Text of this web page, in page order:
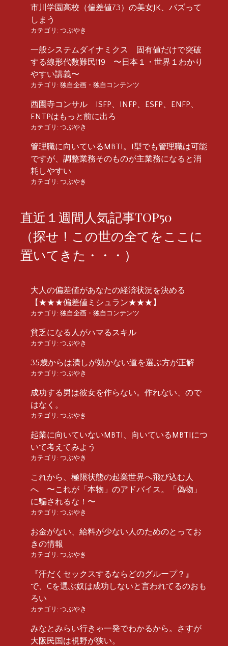
市川学園高校（偏差値73）の美女JK、バズって
しまう
カテゴリ: つぶやき
一般システムダイナミクス 固有値だけで突破
する線形代数難民119 〜日本１・世界１わかり
やすい講義〜
カテゴリ: 独自企画・独自コンテンツ
西園寺コンサル ISFP、INFP、ESFP、ENFP、
ENTPはもっと前に出ろ
カテゴリ: つぶやき
管理職に向いているMBTI。I型でも管理職は可能
ですが、調整業務そのものが主業務になると消
耗しやすい
カテゴリ: つぶやき
直近１週間人気記事TOP50
（探せ！この世の全てをここに
置いてきた・・・）
大人の偏差値があなたの経済状況を決める
【★★★偏差値ミシュラン★★★】
カテゴリ: 独自企画・独自コンテンツ
貧乏になる人がハマるスキル
カテゴリ: つぶやき
35歳からは潰しが効かない道を選ぶ方が正解
カテゴリ: つぶやき
成功する男は彼女を作らない。作れない、ので
はなく。
カテゴリ: つぶやき
起業に向いていないMBTI、向いているMBTIにつ
いて考えてみよう
カテゴリ: つぶやき
これから、極限状態の起業世界へ飛び込む人
へ 〜これが「本物」のアドバイス。「偽物」
に騙されるな！〜
カテゴリ: つぶやき
お金がない、給料が少ない人のためのとってお
きの情報
カテゴリ: つぶやき
『汗だくセックスするならどのグループ？』
で、Cを選ぶ奴は成功しないと言われてるのおも
ろい
カテゴリ: つぶやき
みなとみらい行きゃ一発でわかるから。さすが
大阪民国は視野が狭い。